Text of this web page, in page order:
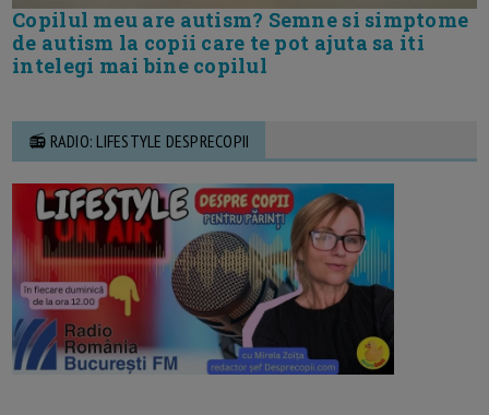
Copilul meu are autism? Semne si simptome
de autism la copii care te pot ajuta sa iti
intelegi mai bine copilul
📻 RADIO: LIFESTYLE DESPRECOPII